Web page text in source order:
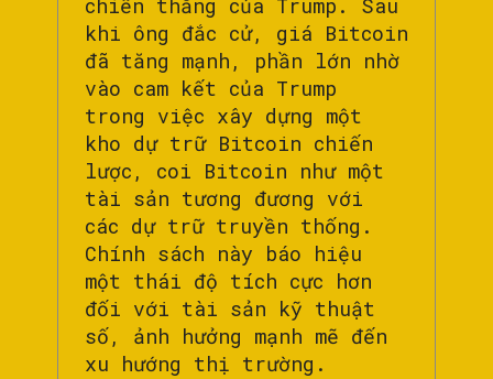
chiến thắng của Trump. Sau
khi ông đắc cử, giá Bitcoin
đã tăng mạnh, phần lớn nhờ
vào cam kết của Trump
trong việc xây dựng một
kho dự trữ Bitcoin chiến
lược, coi Bitcoin như một
tài sản tương đương với
các dự trữ truyền thống.
Chính sách này báo hiệu
một thái độ tích cực hơn
đối với tài sản kỹ thuật
số, ảnh hưởng mạnh mẽ đến
xu hướng thị trường.